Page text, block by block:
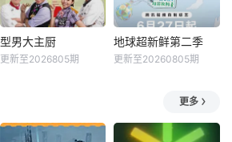
型男大主厨
更新至2026805期
地球超新鲜第二季
更新至20260805期
更多